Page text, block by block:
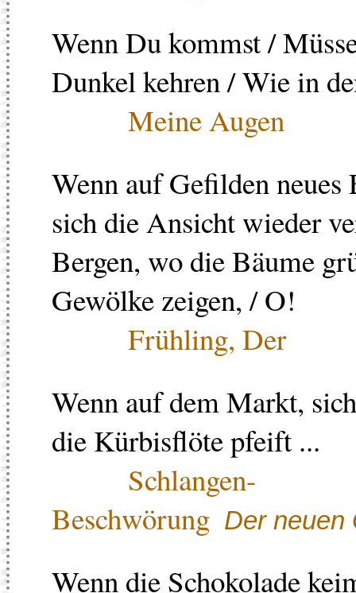
Wenn Du kommst /
Dunkel kehren / Wie in
Meine Augen
Wenn auf Gefilden
sich die Ansicht wieder
Bergen, wo die Bäume
Gewölke zeigen, / O!
Frühling, Der
Wenn auf dem Markt,
die Kürbisflöte pfeift ...
Schlangen-
Beschwörung Der neuen
Wenn die Schokolade